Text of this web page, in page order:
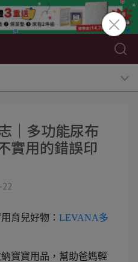
│多功能尿布
實用的錯誤印
育兒好物： LEVANA多
寶寶用品，幫助爸媽輕